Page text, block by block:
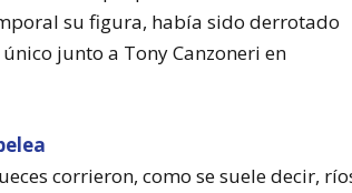
su figura, había sido derrotado
junto a Tony Canzoneri en
corrieron, como se suele decir,